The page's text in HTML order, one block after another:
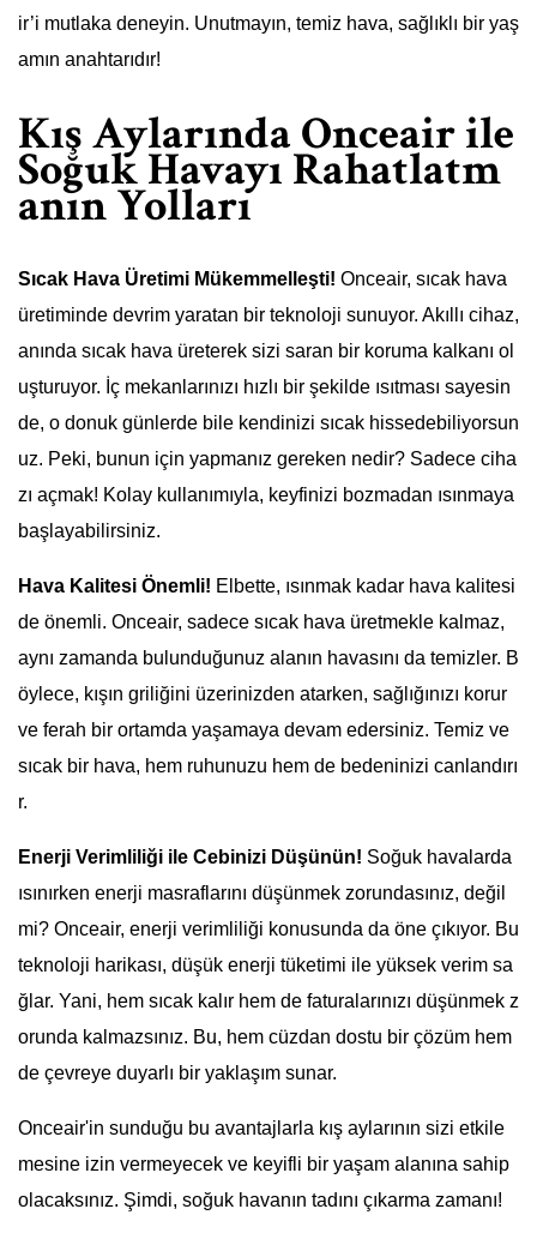
ir’i mutlaka deneyin. Unutmayın, temiz hava, sağlıklı bir yaş
amın anahtarıdır!
Kış Aylarında Onceair ile
Soğuk Havayı Rahatlatm
anın Yolları
Sıcak Hava Üretimi Mükemmelleşti! Onceair, sıcak hava
üretiminde devrim yaratan bir teknoloji sunuyor. Akıllı cihaz,
anında sıcak hava üreterek sizi saran bir koruma kalkanı ol
uşturuyor. İç mekanlarınızı hızlı bir şekilde ısıtması sayesin
de, o donuk günlerde bile kendinizi sıcak hissedebiliyorsun
uz. Peki, bunun için yapmanız gereken nedir? Sadece ciha
zı açmak! Kolay kullanımıyla, keyfinizi bozmadan ısınmaya
başlayabilirsiniz.
Hava Kalitesi Önemli! Elbette, ısınmak kadar hava kalitesi
de önemli. Onceair, sadece sıcak hava üretmekle kalmaz,
aynı zamanda bulunduğunuz alanın havasını da temizler. B
öylece, kışın griliğini üzerinizden atarken, sağlığınızı korur
ve ferah bir ortamda yaşamaya devam edersiniz. Temiz ve
sıcak bir hava, hem ruhunuzu hem de bedeninizi canlandırı
r.
Enerji Verimliliği ile Cebinizi Düşünün! Soğuk havalarda
ısınırken enerji masraflarını düşünmek zorundasınız, değil
mi? Onceair, enerji verimliliği konusunda da öne çıkıyor. Bu
teknoloji harikası, düşük enerji tüketimi ile yüksek verim sa
ğlar. Yani, hem sıcak kalır hem de faturalarınızı düşünmek z
orunda kalmazsınız. Bu, hem cüzdan dostu bir çözüm hem
de çevreye duyarlı bir yaklaşım sunar.
Onceair'in sunduğu bu avantajlarla kış aylarının sizi etkile
mesine izin vermeyecek ve keyifli bir yaşam alanına sahip
olacaksınız. Şimdi, soğuk havanın tadını çıkarma zamanı!